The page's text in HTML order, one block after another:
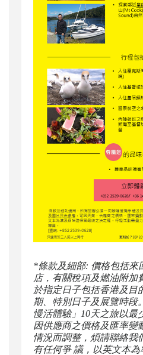
*條款及細部: 價格包括來
店，有關稅項及燃油附加
於指定日子包括香港及目
期、特別日子及展覽時段
慢活體驗」10天之旅以最
因供應商之價格及匯率變
情況而調整，煩請聯絡我
有任何爭 議，以英文本